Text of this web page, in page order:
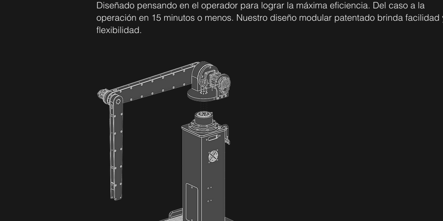
Diseñado pensando en el operador para lograr la máxima eficiencia. Del caso a la
operación en 15 minutos o menos. Nuestro diseño modular patentado brinda facilidad
flexibilidad.